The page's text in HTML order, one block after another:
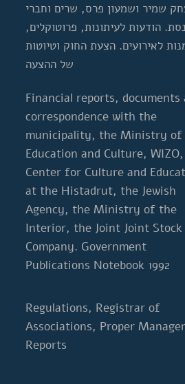
שמיר ושמעון פרס, שרים וחברי
הודעות לעיתונות, פרוטוקלים,
לאירועים. הצעת החוק וטיוטות
של ההצעה
Financial reports, documents
correspondence with the
municipality, the Ministry of
Education and Culture,
Center for Culture and
at the Histadrut, the Jewish
Agency, the Ministry of the
Interior, the Joint Joint Stock
Company. Government
Publications Notebook 1992
Regulations, Registrar of
Associations, Proper
Reports